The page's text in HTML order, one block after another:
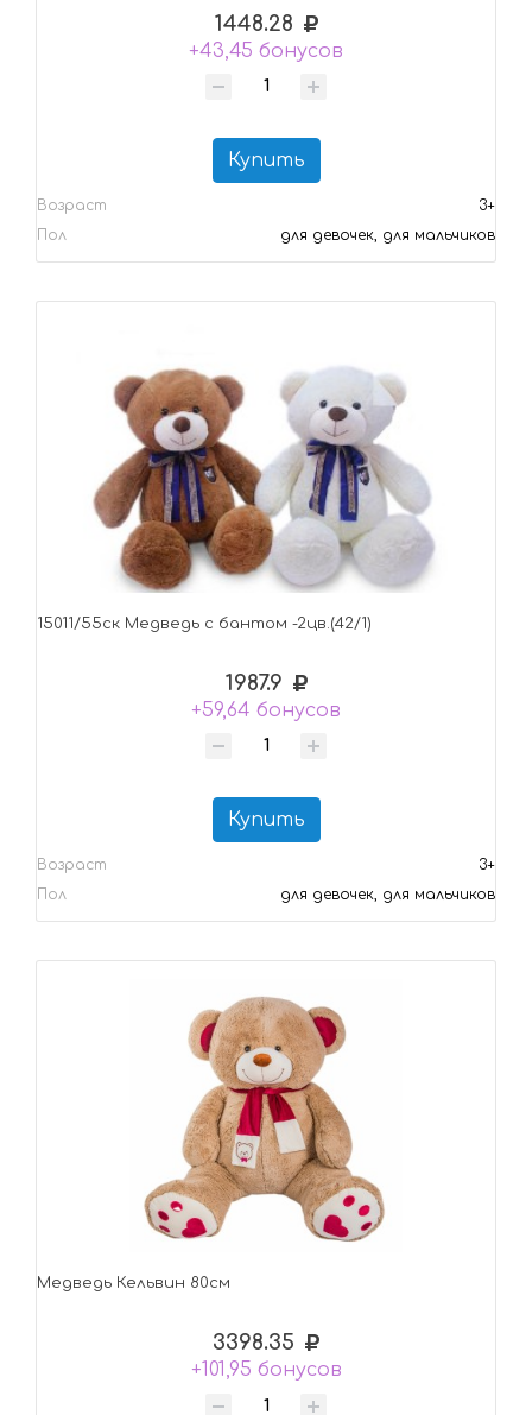
1448.28
+43,45 бонусов
Купить
Возраст
3+
Пол
для девочек, для мальчиков
15011/55ск Медведь с бантом -2цв.(42/1)
1987.9
+59,64 бонусов
Купить
Возраст
3+
Пол
для девочек, для мальчиков
Медведь Кельвин 80см
3398.35
+101,95 бонусов